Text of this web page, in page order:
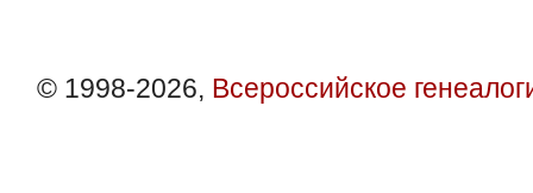
© 1998-2026, Всероссийское